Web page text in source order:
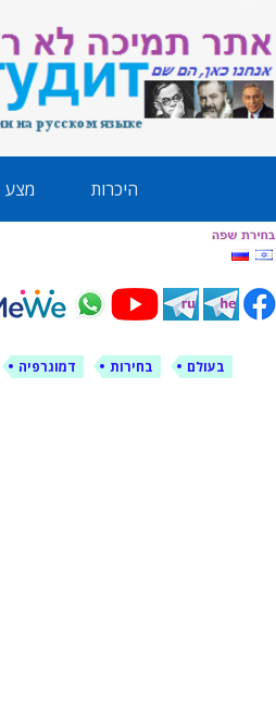
היכרות מצע
בעולם בחירות דמוגרפיה